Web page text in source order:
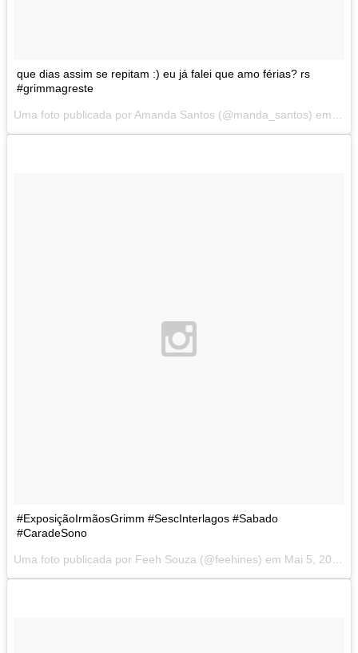
que dias assim se repitam :) eu já falei que amo férias? rs
#grimmagreste
#ExposiçãoIrmãosGrimm #SescInterlagos #Sabado
#CaradeSono
Uma foto publicada por Feeh Souza (@feehines) em Mai 5, 2014 at 9:50 PDT